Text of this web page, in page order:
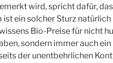
wird, spricht dafür,
ist ein solcher Sturz
Bio-Preise für nicht
sondern immer auch
der unentbehrlichen